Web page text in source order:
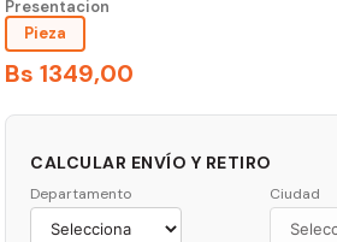
Presentacion
Pieza
Bs 1349,00
CALCULAR ENVÍO Y RETIRO
Departamento Ciudad